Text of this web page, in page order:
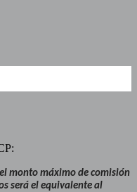
monto máximo de comisión
será el equivalente al